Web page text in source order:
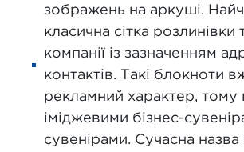
зображень на аркуші.
класична сітка розлинівки
компанії із зазначенням
контактів. Такі блокноти
рекламний характер,
іміджевими бізнес-
сувенірами. Сучасна